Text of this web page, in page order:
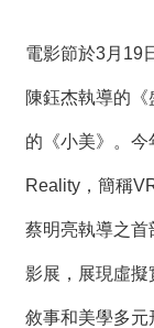
電影節於3月19
陳鈺杰執導的
的《小美》。今
Reality，簡稱
蔡明亮執導之
影展，展現虛擬
敘事和美學多元